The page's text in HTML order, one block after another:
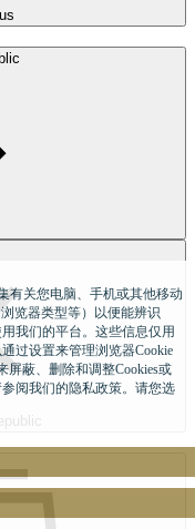
有关您电脑、手机或其他移动
览器类型等）以便能辨识
我们的平台。这些信息仅用
过设置来管理浏览器Cookie
屏蔽、删除和调整Cookies或
阅我们的隐私政策。请您选